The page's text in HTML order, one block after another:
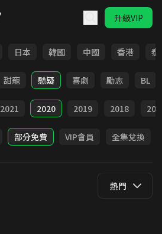
升級VIP
日本 韓國 中國 香港 泰
甜寵 懸疑 喜劇 勵志 BL
2021 2020 2019 2018
部分免費 VIP會員 全集兌換
熱門